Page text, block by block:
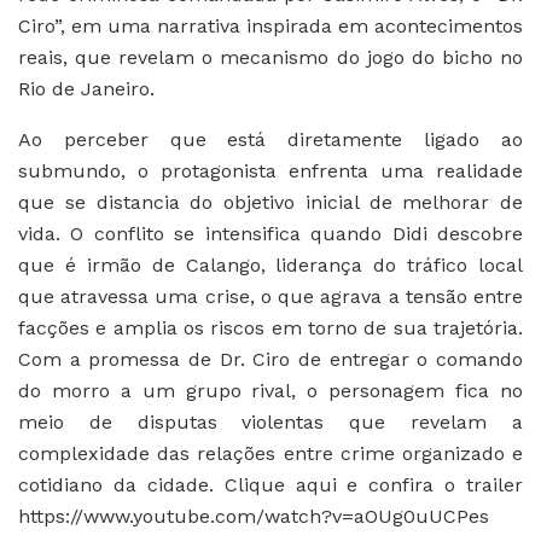
Ciro”, em uma narrativa inspirada em acontecimentos
reais, que revelam o mecanismo do jogo do bicho no
Rio de Janeiro.
Ao perceber que está diretamente ligado ao
submundo, o protagonista enfrenta uma realidade
que se distancia do objetivo inicial de melhorar de
vida. O conflito se intensifica quando Didi descobre
que é irmão de Calango, liderança do tráfico local
que atravessa uma crise, o que agrava a tensão entre
facções e amplia os riscos em torno de sua trajetória.
Com a promessa de Dr. Ciro de entregar o comando
do morro a um grupo rival, o personagem fica no
meio de disputas violentas que revelam a
complexidade das relações entre crime organizado e
cotidiano da cidade. Clique aqui e confira o trailer
https://www.youtube.com/watch?v=aOUg0uUCPes